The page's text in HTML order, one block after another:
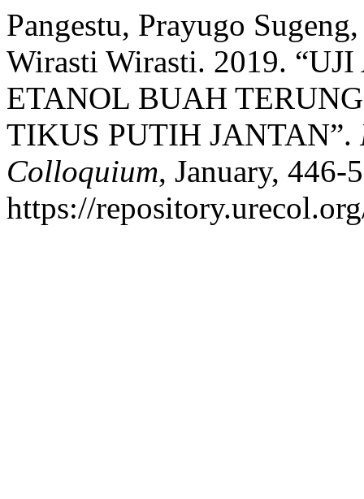
Pangestu, Prayugo
Wirasti Wirasti. 2019.
ETANOL BUAH
TIKUS PUTIH JANTAN”.
Colloquium, January, 446-
https://